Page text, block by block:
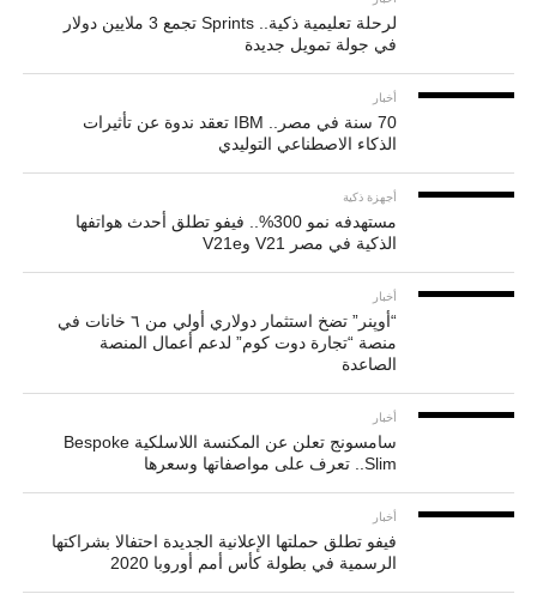
لرحلة تعليمية ذكية.. Sprints تجمع 3 ملايين دولار
في جولة تمويل جديدة
أخبار
70 سنة في مصر.. IBM تعقد ندوة عن تأثيرات
الذكاء الاصطناعي التوليدي
أجهزة ذكية
مستهدفه نمو 300%.. فيفو تطلق أحدث هواتفها
الذكية في مصر V21 وV21e
أخبار
“أوپنر” تضخ استثمار دولاري أولي من ٦ خانات في
منصة “تجارة دوت كوم” لدعم أعمال المنصة
الصاعدة
أخبار
سامسونج تعلن عن المكنسة اللاسلكية Bespoke
Slim.. تعرف على مواصفاتها وسعرها
أخبار
فيفو تطلق حملتها الإعلانية الجديدة احتفالا بشراكتها
الرسمية في بطولة كأس أمم أوروبا 2020